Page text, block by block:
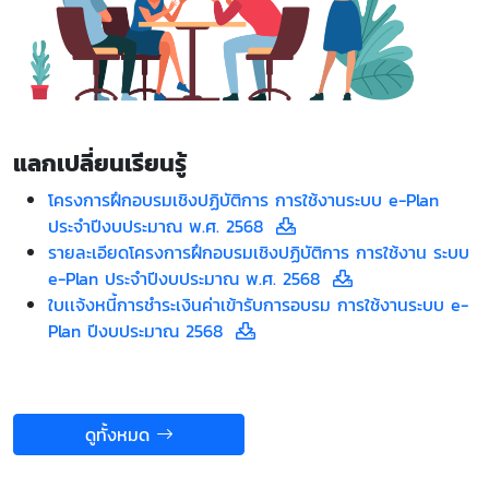
แลกเปลี่ยนเรียนรู้
โครงการฝึกอบรมเชิงปฏิบัติการ การใช้งานระบบ e-Plan
ประจำปีงบประมาณ พ.ศ. 2568
รายละเอียดโครงการฝึกอบรมเชิงปฏิบัติการ การใช้งาน ระบบ
e-Plan ประจำปีงบประมาณ พ.ศ. 2568
ใบเเจ้งหนี้การชำระเงินค่าเข้ารับการอบรม การใช้งานระบบ e-
Plan ปีงบประมาณ 2568
ดูทั้งหมด